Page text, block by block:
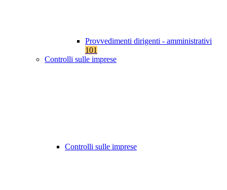
Provvedimenti dirigenti - amministrativi
101
Controlli sulle imprese
Controlli sulle imprese